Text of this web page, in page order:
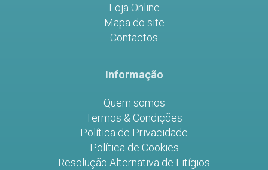
Loja Online
Mapa do site
Contactos
Informação
Quem somos
Termos & Condições
Política de Privacidade
Política de Cookies
Resolução Alternativa de Litígios